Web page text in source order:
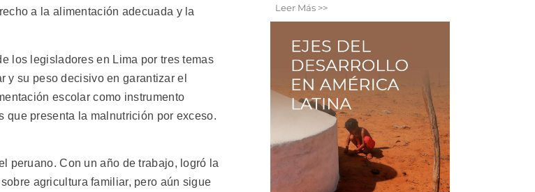
a la alimentación adecuada y la
los legisladores en Lima por tres temas
y su peso decisivo en garantizar el
escolar como instrumento
que presenta la malnutrición por exceso.
peruano. Con un año de trabajo, logró la
agricultura familiar, pero aún sigue
Leer Más >>